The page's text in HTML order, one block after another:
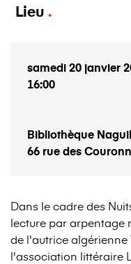
Lieu
samedi 20 janvier
16:00
Bibliothèque
66 rue des
Dans le cadre des
lecture par arpentage
de l'autrice
l'association littéraire